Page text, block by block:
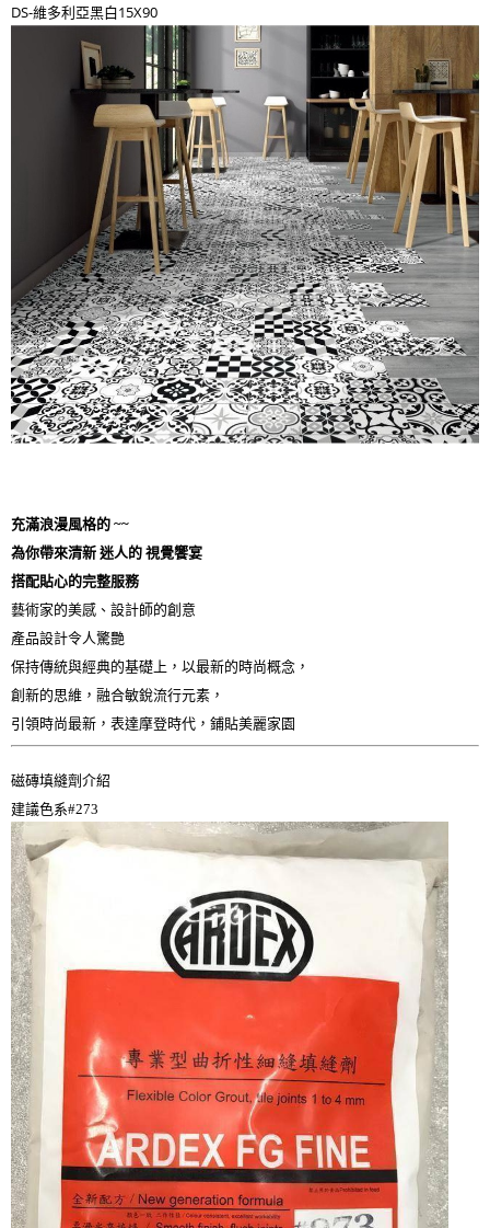
DS-維多利亞黑白15X90
充滿浪漫風格的 ~~
為你帶來清新 迷人的 視覺饗宴
搭配貼心的完整服務
藝術家的美感、設計師的創意
產品設計令人驚艷
保持傳統與經典的基礎上，以最新的時尚概念，
創新的思維，融合敏銳流行元素，
引領時尚最新，表達摩登時代，鋪貼美麗家園
磁磚填縫劑介紹
建議色系#273